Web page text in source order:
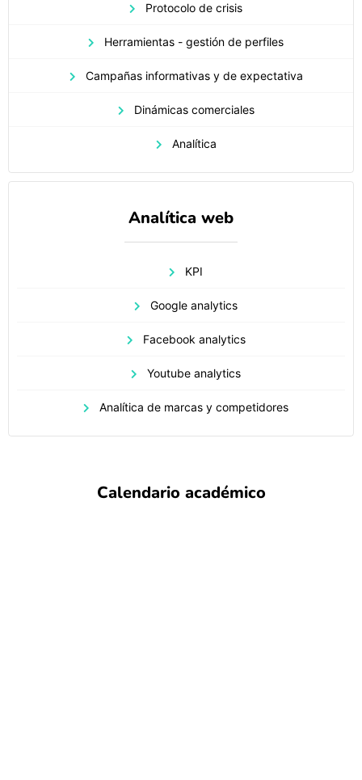
Protocolo de crisis
Herramientas - gestión de perfiles
Campañas informativas y de expectativa
Dinámicas comerciales
Analítica
Analítica web
KPI
Google analytics
Facebook analytics
Youtube analytics
Analítica de marcas y competidores
Calendario académico